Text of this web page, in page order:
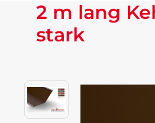
2 m lang
stark
Bildergalerie überspringen